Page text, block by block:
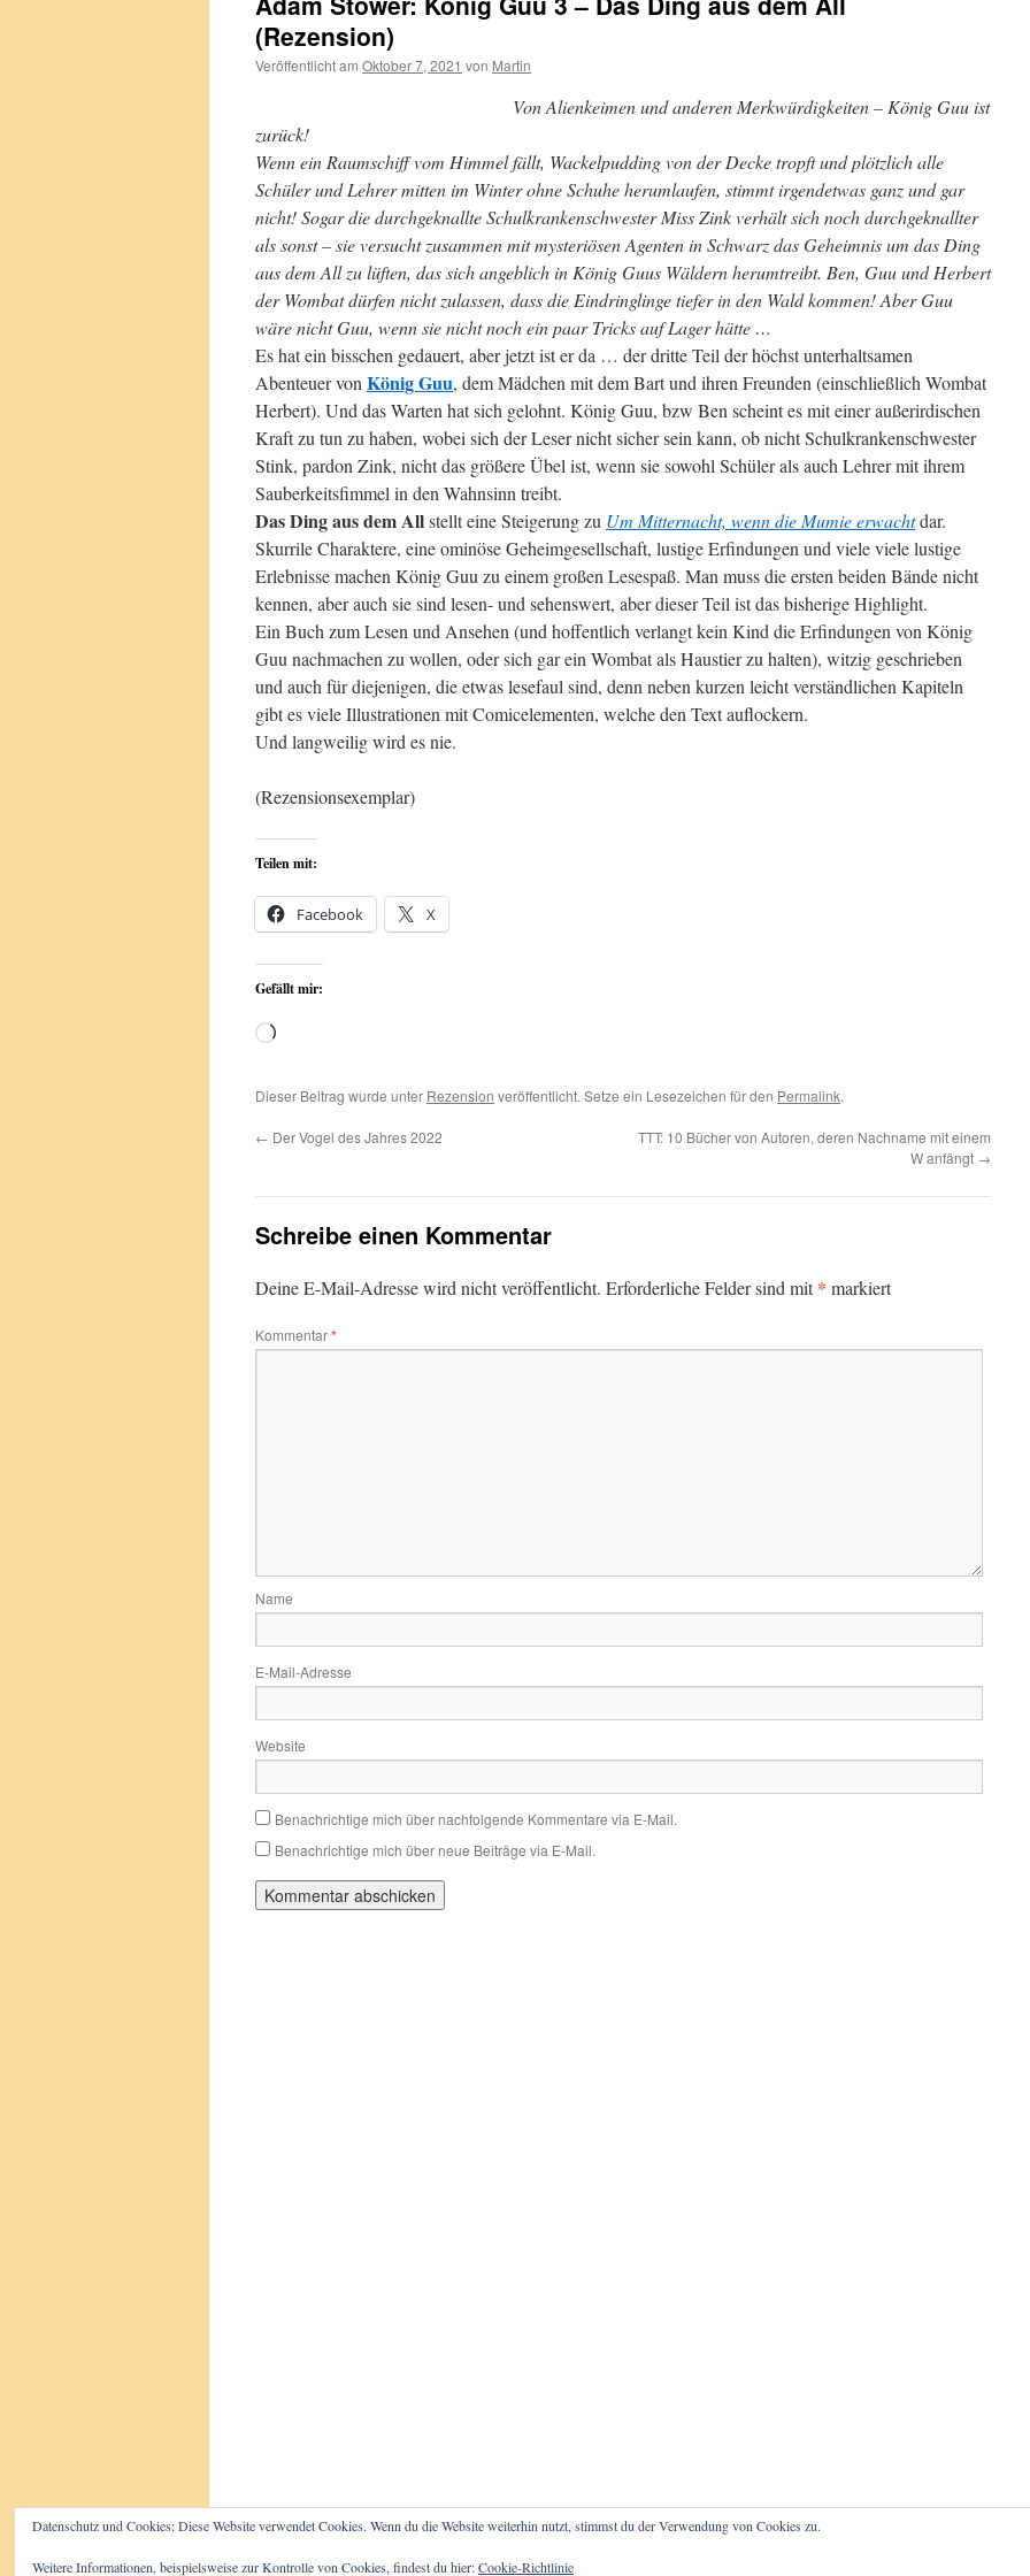
(Rezension)
Veröffentlicht am Oktober 7, 2021 von Martin
Von Alienkeimen und anderen Merkwürdigkeiten – König Guu ist
zurück!
Wenn ein Raumschiff vom Himmel fällt, Wackelpudding von der Decke tropft und plötzlich alle
Schüler und Lehrer mitten im Winter ohne Schuhe herumlaufen, stimmt irgendetwas ganz und gar
nicht! Sogar die durchgeknallte Schulkrankenschwester Miss Zink verhält sich noch durchgeknallter
als sonst – sie versucht zusammen mit mysteriösen Agenten in Schwarz das Geheimnis um das Ding
aus dem All zu lüften, das sich angeblich in König Guus Wäldern herumtreibt. Ben, Guu und Herbert
der Wombat dürfen nicht zulassen, dass die Eindringlinge tiefer in den Wald kommen! Aber Guu
wäre nicht Guu, wenn sie nicht noch ein paar Tricks auf Lager hätte …
Es hat ein bisschen gedauert, aber jetzt ist er da … der dritte Teil der höchst unterhaltsamen
Abenteuer von König Guu, dem Mädchen mit dem Bart und ihren Freunden (einschließlich Wombat
Herbert). Und das Warten hat sich gelohnt. König Guu, bzw Ben scheint es mit einer außerirdischen
Kraft zu tun zu haben, wobei sich der Leser nicht sicher sein kann, ob nicht Schulkrankenschwester
Stink, pardon Zink, nicht das größere Übel ist, wenn sie sowohl Schüler als auch Lehrer mit ihrem
Sauberkeitsfimmel in den Wahnsinn treibt.
Das Ding aus dem Allstellt eine Steigerung zu Um Mitternacht, wenn die Mumie erwachtdar.
Skurrile Charaktere, eine ominöse Geheimgesellschaft, lustige Erfindungen und viele viele lustige
Erlebnisse machen König Guu zu einem großen Lesespaß. Man muss die ersten beiden Bände nicht
kennen, aber auch sie sind lesen- und sehenswert, aber dieser Teil ist das bisherige Highlight.
Ein Buch zum Lesen und Ansehen (und hoffentlich verlangt kein Kind die Erfindungen von König
Guu nachmachen zu wollen, oder sich gar ein Wombat als Haustier zu halten), witzig geschrieben
und auch für diejenigen, die etwas lesefaul sind, denn neben kurzen leicht verständlichen Kapiteln
gibt es viele Illustrationen mit Comicelementen, welche den Text auflockern.
Und langweilig wird es nie.
(Rezensionsexemplar)
Teilen mit:
Facebook X
Gefällt mir:
Wird
Dieser Beitrag wurde unter Rezension veröffentlicht. Setze ein Lesezeichen für den Permalink.
← Der Vogel des Jahres 2022
TTT: 10 Bücher von Autoren, deren Nachname mit einem
W anfängt →
Schreibe einen Kommentar
Deine E-Mail-Adresse wird nicht veröffentlicht. Erforderliche Felder sind mit* markiert
Kommentar*
Name
E-Mail-Adresse
Website
Benachrichtige mich über nachfolgende Kommentare via E-Mail.
Benachrichtige mich über neue Beiträge via E-Mail.
Datenschutz und Cookies: Diese Website verwendet Cookies. Wenn du die Website weiterhin nutzt, stimmst du der Verwendung von Cookies zu.
Weitere Informationen, beispielsweise zur Kontrolle von Cookies, findest du hier:Cookie-Richtlinie